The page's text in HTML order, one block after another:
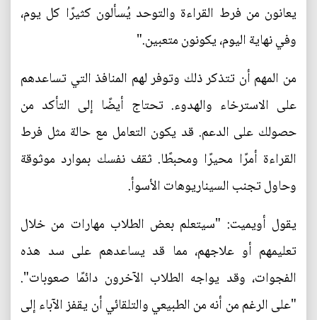
يعانون من فرط القراءة والتوحد يُسألون كثيرًا كل يوم،
وفي نهاية اليوم، يكونون متعبين."
من المهم أن تتذكر ذلك وتوفر لهم المنافذ التي تساعدهم
على الاسترخاء والهدوء. تحتاج أيضًا إلى التأكد من
حصولك على الدعم. قد يكون التعامل مع حالة مثل فرط
القراءة أمرًا محيرًا ومحبطًا. ثقف نفسك بموارد موثوقة
وحاول تجنب السيناريوهات الأسوأ.
يقول أويميت: "سيتعلم بعض الطلاب مهارات من خلال
تعليمهم أو علاجهم، مما قد يساعدهم على سد هذه
الفجوات، وقد يواجه الطلاب الآخرون دائمًا صعوبات".
"على الرغم من أنه من الطبيعي والتلقائي أن يقفز الآباء إلى